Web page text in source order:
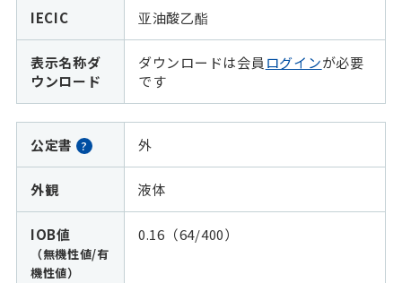
IECIC 亚油酸乙酯
表示名称ダ
ウンロード
ダウンロードは会員 ログインが必要
です
公定書 ? 外
外観 液体
IOB値
（無機性値/有
機性値）
0.16（64/400）